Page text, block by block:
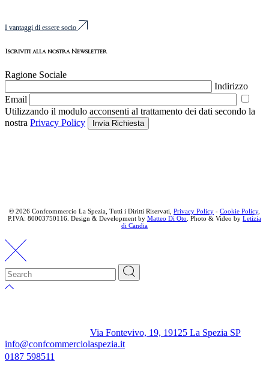
I vantaggi di essere socio
Iscriviti alla nostra Newsletter
Ragione Sociale
Indirizzo
Email
Utilizzando il modulo acconsenti al trattamento dei dati secondo la
nostra Privacy Policy Invia Richiesta
© 2026 Confcommercio La Spezia, Tutti i Diritti Riservati, Privacy Policy - Cookie Policy,
P.IVA: 80003750116. Design & Development by Matteo Di Oto. Photo & Video by Letizia
di Candia
Via Fontevivo, 19, 19125 La Spezia SP
info@confcommerciolaspezia.it
0187 598511